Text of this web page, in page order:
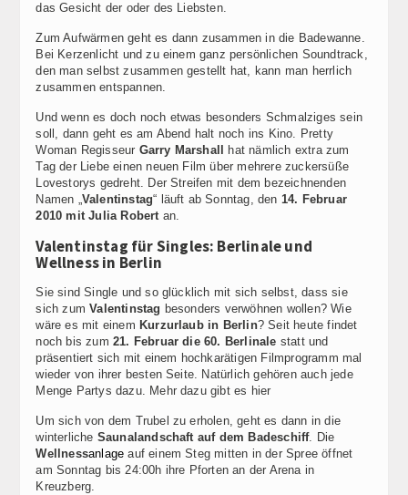
das Gesicht der oder des Liebsten.
Zum Aufwärmen geht es dann zusammen in die Badewanne.
Bei Kerzenlicht und zu einem ganz persönlichen Soundtrack,
den man selbst zusammen gestellt hat, kann man herrlich
zusammen entspannen.
Und wenn es doch noch etwas besonders Schmalziges sein
soll, dann geht es am Abend halt noch ins Kino. Pretty
Woman Regisseur Garry Marshall
hat nämlich extra zum
Tag der Liebe einen neuen Film über mehrere zuckersüße
Lovestorys gedreht. Der Streifen mit dem bezeichnenden
Namen „Valentinstag“ läuft ab Sonntag, den 14. Februar
2010 mit Julia Robertan.
Valentinstag für Singles: Berlinale und
Wellness in Berlin
Sie sind Single und so glücklich mit sich selbst, dass sie
sich zumValentinstag besonders verwöhnen wollen? Wie
wäre es mit einem Kurzurlaub in Berlin? Seit heute findet
noch bis zum 21. Februar die 60. Berlinale statt und
präsentiert sich mit einem hochkarätigen Filmprogramm mal
wieder von ihrer besten Seite. Natürlich gehören auch jede
Menge Partys dazu. Mehr dazu gibt es hier
Um sich von dem Trubel zu erholen, geht es dann in die
winterliche Saunalandschaft auf dem Badeschiff. Die
Wellnessanlage auf einem Steg mitten in der Spree öffnet
am Sonntag bis 24:00h ihre Pforten an der Arena in
Kreuzberg.